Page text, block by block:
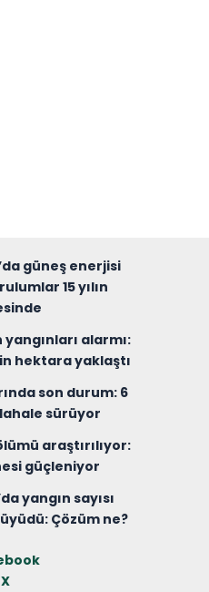
güneş enerjisi
15 yılın
alarmı:
hektara yaklaştı
son durum: 6
sürüyor
araştırılıyor:
güçleniyor
yangın sayısı
Çözüm ne?
X